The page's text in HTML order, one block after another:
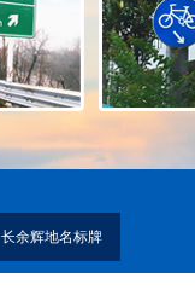
长余辉地名标牌